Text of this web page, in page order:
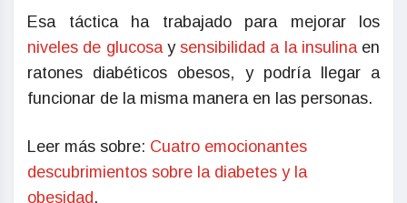
Esa táctica ha trabajado para mejorar los
niveles de glucosay sensibilidad a la insulinaen
ratones diabéticos obesos, y podría llegar a
funcionar de la misma manera en las personas.
Leer más sobre: Cuatro emocionantes
descubrimientos sobre la diabetes y la
obesidad .